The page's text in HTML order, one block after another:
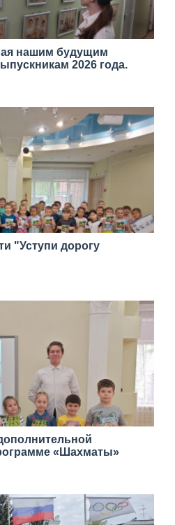
нашим будущим
2026 года.
"Уступи дорогу
«Шахматы»